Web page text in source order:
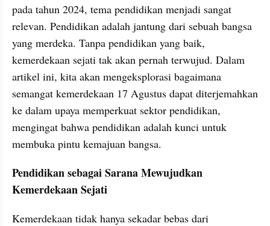
pada tahun 2024, tema pendidikan menjadi sangat
relevan. Pendidikan adalah jantung dari sebuah bangsa
yang merdeka. Tanpa pendidikan yang baik,
kemerdekaan sejati tak akan pernah terwujud. Dalam
artikel ini, kita akan mengeksplorasi bagaimana
semangat kemerdekaan 17 Agustus dapat diterjemahkan
ke dalam upaya memperkuat sektor pendidikan,
mengingat bahwa pendidikan adalah kunci untuk
membuka pintu kemajuan bangsa.
Pendidikan sebagai Sarana Mewujudkan
Kemerdekaan Sejati
Kemerdekaan tidak hanya sekadar bebas dari